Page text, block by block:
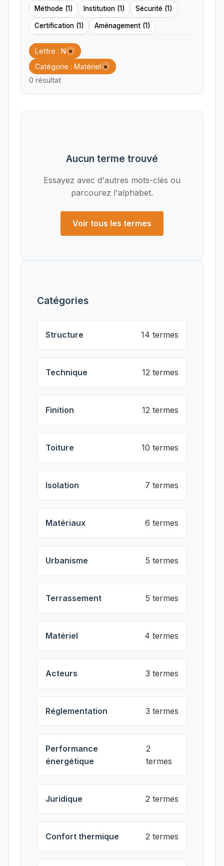
Méthode (1) Institution (1) Sécurité (1)
Certification (1) Aménagement (1)
Lettre : N ×
Catégorie : Matériel ×
0 résultat
Aucun terme trouvé
Essayez avec d'autres mots-clés ou
parcourez l'alphabet.
Voir tous les termes
Catégories
Structure 14 termes
Technique 12 termes
Finition 12 termes
Toiture 10 termes
Isolation 7 termes
Matériaux 6 termes
Urbanisme 5 termes
Terrassement 5 termes
Matériel 4 termes
Acteurs 3 termes
Réglementation 3 termes
Performance
énergétique
2
termes
Juridique 2 termes
Confort thermique 2 termes